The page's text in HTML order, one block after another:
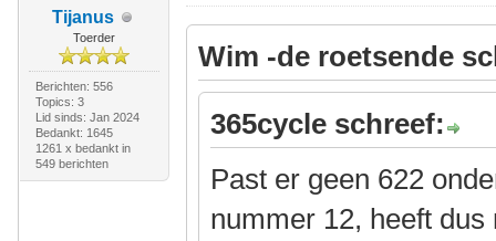
Tijanus
Toerder
Berichten: 556
Topics: 3
Lid sinds: Jan 2024
Bedankt: 1645
1261 x bedankt in
549 berichten
Wim -de roetsende
365cycle schreef:
Past er geen 622
nummer 12, heeft